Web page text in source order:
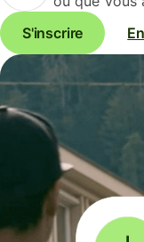
S'inscrire